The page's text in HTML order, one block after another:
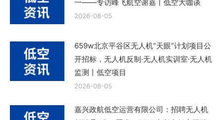
一——专访峰飞航空谢嘉丨低空大咖谈
2026-08-05
659w北京平谷区无人机“天眼”计划项目公
开招标，无人机反制·无人机实训室·无人机
监测丨低空项目
2026-08-05
嘉兴政航低空运营有限公司：招聘无人机